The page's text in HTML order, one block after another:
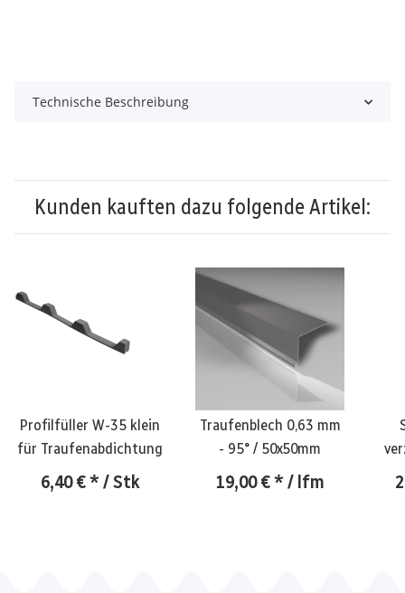
Technische Beschreibung
Kunden kauften dazu folgende Artikel:
Profilfüller W-35 klein
für Traufenabdichtung
6,40 €* / Stk
Traufenblech 0,63 mm
- 95° / 50x50mm
19,00 €* / lfm